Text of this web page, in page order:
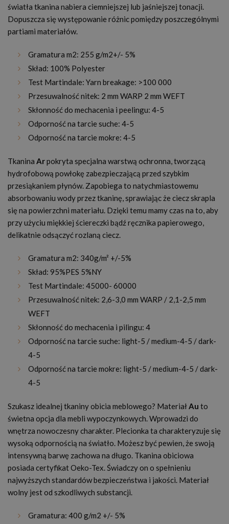
światła tkanina nabiera ciemniejszej lub jaśniejszej tonacji.
Dopuszcza się występowanie różnic pomiędzy poszczególnymi
partiami materiałów.
Gramatura m2: 255 g/m2+/- 5%
Skład: 100% Polyester
Test Martindale: Yarn breakage: >100 000
Przesuwalność nitek: 2 mm WARP 2 mm WEFT
Skłonność do mechacenia i peelingu: 4-5
Odporność na tarcie suche: 4-5
Odporność na tarcie mokre: 4-5
Tkanina Arpokryta specjalna warstwą ochronna, tworzącą
hydrofobową powłokę zabezpieczającą przed szybkim
przesiąkaniem płynów. Zapobiega to natychmiastowemu
absorbowaniu wody przez tkaninę, sprawiając że ciecz skrapla
się na powierzchni materiału. Dzięki temu mamy czas na to, aby
przy użyciu miękkiej ściereczki bądź ręcznika papierowego,
delikatnie odsączyć rozlaną ciecz.
Gramatura m2: 340g/m² +/-5%
Skład: 95%PES 5%NY
Test Martindale: 45000- 60000
Przesuwalność nitek: 2,6-3,0 mm WARP / 2,1-2,5 mm
WEFT
Skłonność do mechacenia i pilingu: 4
Odporność na tarcie suche: light-5 / medium-4-5 / dark-
4-5
Odporność na tarcie mokre: light-5 / medium-4-5 / dark-
4-5
Szukasz idealnej tkaniny obicia meblowego? MateriałAu to
świetna opcja dla mebli wypoczynkowych. Wprowadzi do
wnętrza nowoczesny charakter. Plecionka ta charakteryzuje się
wysoką odpornością na światło. Możesz być pewien, że swoją
intensywną barwę zachowa na długo. Tkanina obiciowa
posiada certyfikat Oeko-Tex. Świadczy on o spełnieniu
najwyższych standardów bezpieczeństwa i jakości. Materiał
wolny jest od szkodliwych substancji.
Gramatura: 400 g/m2 +/- 5%